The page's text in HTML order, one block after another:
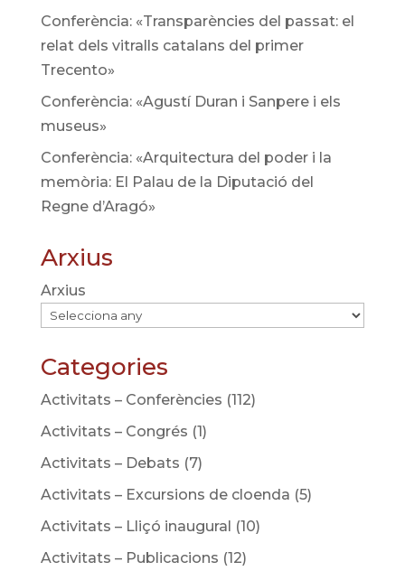
Conferència: «Transparències del passat: el
relat dels vitralls catalans del primer
Trecento»
Conferència: «Agustí Duran i Sanpere i els
museus»
Conferència: «Arquitectura del poder i la
memòria: El Palau de la Diputació del
Regne d’Aragó»
Arxius
Arxius
Categories
Activitats – Conferències (112)
Activitats – Congrés (1)
Activitats – Debats (7)
Activitats – Excursions de cloenda (5)
Activitats – Lliçó inaugural (10)
Activitats – Publicacions (12)